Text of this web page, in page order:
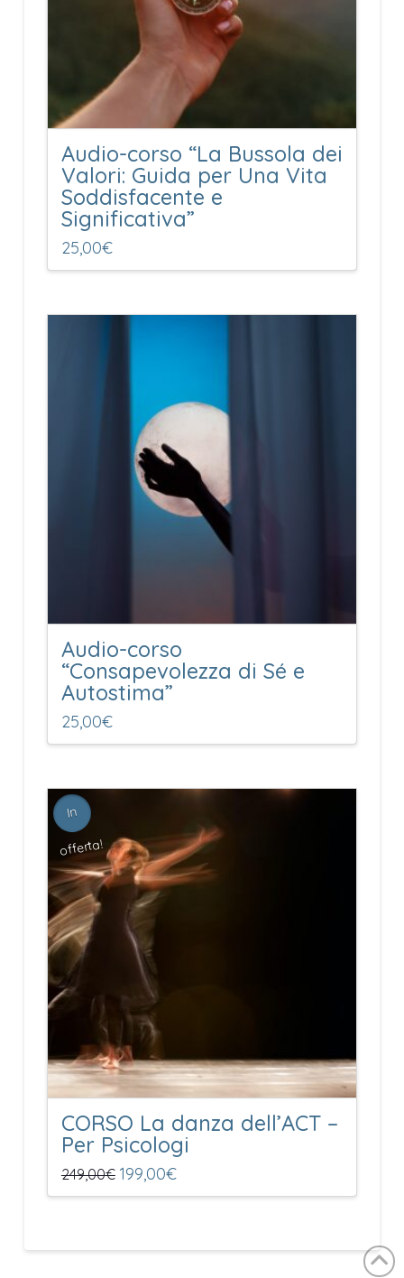
Audio-corso “La Bussola dei
Valori: Guida per Una Vita
Soddisfacente e
Significativa”
25,00€
Audio-corso
“Consapevolezza di Sé e
Autostima”
25,00€
In
offerta!
CORSO La danza dell’ACT –
Per Psicologi
249,00€ Il
prezzo
originale
199,00€Il
attuale